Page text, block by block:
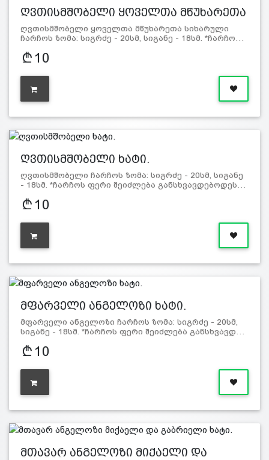
ღვთისმშობელი ყოველთა მწუხარეთა
ღვთისმშობელი ყოველთა მწუხარეთა სიხარული
ჩარჩოს ზომა: სიგრძე - 20სმ, სიგანე - 18სმ. *ჩარჩო…
10
ღვთისმშობელი ხატი.
ღვთისმშობელი ჩარჩოს ზომა: სიგრძე - 20სმ, სიგანე
- 18სმ. *ჩარჩოს ფერი შეიძლება განსხვავდებოდეს…
10
მფარველი ანგელოზი ხატი.
მფარველი ანგელოზი ჩარჩოს ზომა: სიგრძე - 20სმ,
სიგანე - 18სმ. *ჩარჩოს ფერი შეიძლება განსხვავდ…
10
მთავარ ანგელოზი მიქაელი და